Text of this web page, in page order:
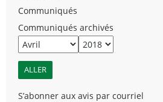
Communiqués
Communiqués archivés
S’abonner aux avis par courriel